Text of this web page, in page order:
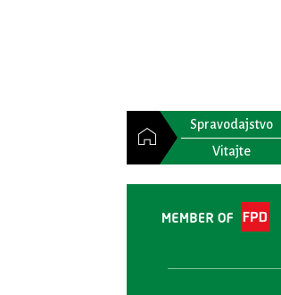
Spravodajstvo
Vitajte